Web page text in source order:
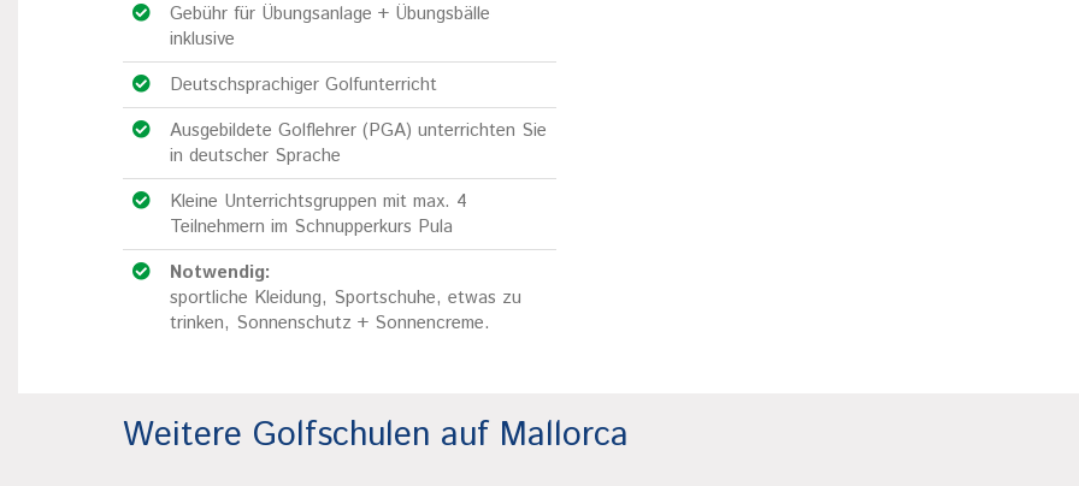
Gebühr für Übungsanlage + Übungsbälle
inklusive
Deutschsprachiger Golfunterricht
Ausgebildete Golflehrer (PGA) unterrichten Sie
in deutscher Sprache
Kleine Unterrichtsgruppen mit max. 4
Teilnehmern im Schnupperkurs Pula
Notwendig:
sportliche Kleidung, Sportschuhe, etwas zu
trinken, Sonnenschutz + Sonnencreme.
Weitere Golfschulen auf Mallorca